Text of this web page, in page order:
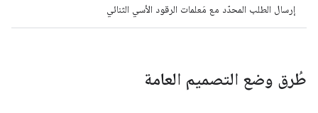
إرسال الطلب المحدّد مع مَعلمات الرقود الأسي الثنائي
طُرق وضع التصميم العامة